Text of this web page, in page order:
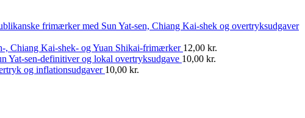
frimærker med Sun Yat-sen, Chiang Kai-shek og overtryksudgaver
, Chiang Kai-shek- og Yuan Shikai-frimærker 12,00 kr.
Yat-sen-definitiver og lokal overtryksudgave 10,00 kr.
og inflationsudgaver 10,00 kr.